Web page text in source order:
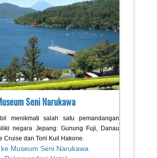
Seni Narukawa
menikmati salah satu pemandangan
negara Jepang: Gunung Fuji, Danau
Cruise dan Torii Kuil Hakone.
Museum Seni Narukawa